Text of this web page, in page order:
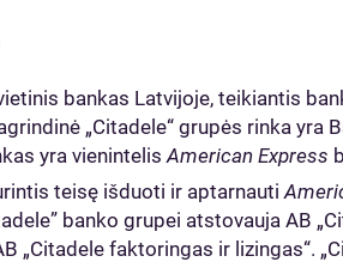
bankas Latvijoje, teikiantis
„Citadele“ grupės rinka yra
yra vienintelisAmerican Express
teisę išduoti ir aptarnauti
banko grupei atstovauja AB
„Citadele faktoringas ir lizingas“.